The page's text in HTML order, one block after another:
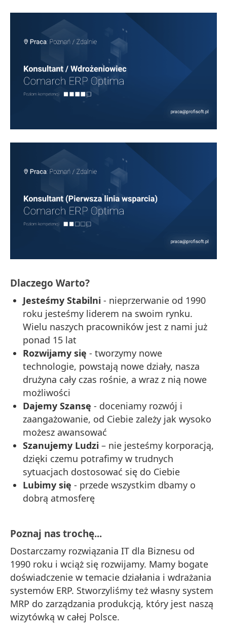
Dlaczego Warto?
Jesteśmy Stabilni - nieprzerwanie od 1990
roku jesteśmy liderem na swoim rynku.
Wielu naszych pracowników jest z nami już
ponad 15 lat
Rozwijamy się - tworzymy nowe
technologie, powstają nowe działy, nasza
drużyna cały czas rośnie, a wraz z nią nowe
możliwości
Dajemy Szansę - doceniamy rozwój i
zaangażowanie, od Ciebie zależy jak wysoko
możesz awansować
Szanujemy Ludzi – nie jesteśmy korporacją,
dzięki czemu potrafimy w trudnych
sytuacjach dostosować się do Ciebie
Lubimy się - przede wszystkim dbamy o
dobrą atmosferę
Poznaj nas trochę...
Dostarczamy rozwiązania IT dla Biznesu od
1990 roku i wciąż się rozwijamy. Mamy bogate
doświadczenie w temacie działania i wdrażania
systemów ERP. Stworzyliśmy też własny system
MRP do zarządzania produkcją, który jest naszą
wizytówką w całej Polsce.